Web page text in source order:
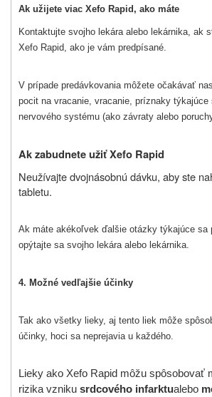
Ak užijete viac Xefo Rapid, ako máte
Kontaktujte svojho lekára alebo lekárnika, ak
Xefo Rapid, ako je vám predpísané.
V prípade predávkovania môžete očakávať
pocit na vracanie, vracanie, príznaky týkajúce
nervového systému (ako závraty alebo
Ak zabudnete užiť Xefo Rapid
Neužívajte dvojnásobnú dávku, aby ste
tabletu.
Ak máte akékoľvek ďalšie otázky týkajúce sa
opýtajte sa svojho lekára alebo lekárnika.
4. Možné vedľajšie účinky
Tak ako všetky lieky, aj tento liek môže
účinky, hoci sa neprejavia u každého.
Lieky ako Xefo Rapid môžu spôsobovať
rizika vzniku srdcového infarktualebo